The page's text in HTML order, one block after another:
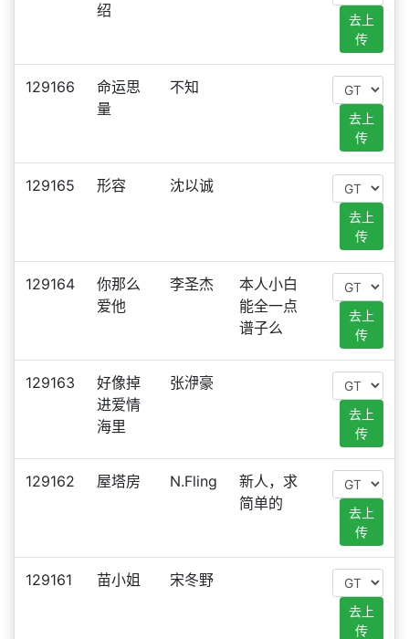
绍
去上
传
129166
命运思
量
不知
去上
传
129165 形容 沈以诚
去上
传
129164
你那么
爱他
李圣杰
本人小白
能全一点
谱子么
去上
传
129163
好像掉
进爱情
海里
张洢豪
去上
传
129162 屋塔房 N.Fling
新人，求
简单的
去上
传
129161 苗小姐 宋冬野
去上
传